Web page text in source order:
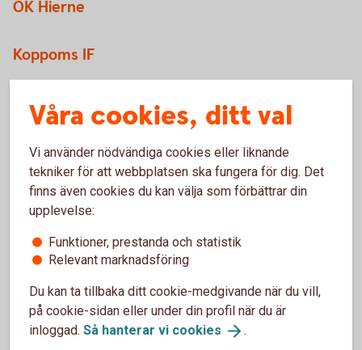
OK Hierne
Koppoms IF
Åmotfors IF
Nordmarkens IBF
Årjängs IF
Töcksfors IF
Våra cookies, ditt val
Vi använder nödvändiga cookies eller liknande
tekniker för att webbplatsen ska fungera för dig. Det
finns även cookies du kan välja som förbättrar din
upplevelse:
Funktioner, prestanda och statistik
Relevant marknadsföring
Du kan ta tillbaka ditt cookie-medgivande när du vill,
på cookie-sidan eller under din profil när du är
inloggad. Så hanterar vi cookies .